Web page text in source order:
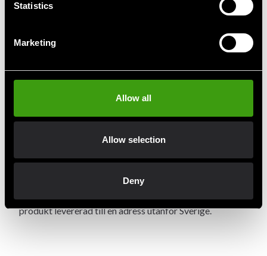
Statistics
Marketing
Allow all
Allow selection
Deny
träslag och fungerar utmärkt i träningssammanhang.
Denna bo stav överskrider fraktbolagens standardgräns
för längd vilket gör att den blir väldigt dyr att frakta och
På grund av storlek och/eller vikt kan vi inte via
webbshopen leverera denna produkt till adresser
produkt levererad till en adress utanför Sverige.